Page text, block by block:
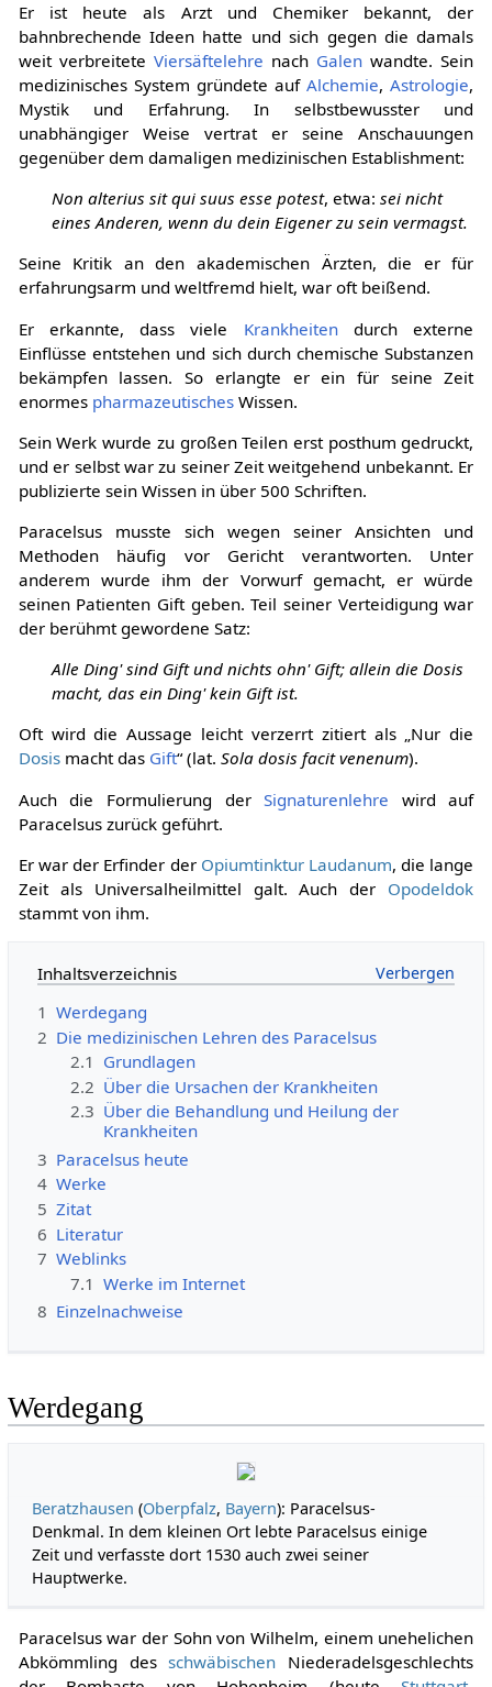
Er ist heute als Arzt und Chemiker bekannt, der
bahnbrechende Ideen hatte und sich gegen die damals
weit verbreitete Viersäftelehre nach Galen wandte. Sein
medizinisches System gründete aufAlchemie,Astrologie,
Mystik und Erfahrung. In selbstbewusster und
unabhängiger Weise vertrat er seine Anschauungen
gegenüber dem damaligen medizinischen Establishment:
Non alterius sit qui suus esse potest, etwa: sei nicht
eines Anderen, wenn du dein Eigener zu sein vermagst.
Seine Kritik an den akademischen Ärzten, die er für
erfahrungsarm und weltfremd hielt, war oft beißend.
Er erkannte, dass viele Krankheitendurch externe
Einflüsse entstehen und sich durch chemische Substanzen
bekämpfen lassen. So erlangte er ein für seine Zeit
enormes pharmazeutischesWissen.
Sein Werk wurde zu großen Teilen erst posthum gedruckt,
und er selbst war zu seiner Zeit weitgehend unbekannt. Er
publizierte sein Wissen in über 500 Schriften.
Paracelsus musste sich wegen seiner Ansichten und
Methoden häufig vor Gericht verantworten. Unter
anderem wurde ihm der Vorwurf gemacht, er würde
seinen Patienten Gift geben. Teil seiner Verteidigung war
der berühmt gewordene Satz:
Alle Ding' sind Gift und nichts ohn' Gift; allein die Dosis
macht, das ein Ding' kein Gift ist.
Oft wird die Aussage leicht verzerrt zitiert als „Nur die
Dosismacht das Gift“ (lat. Sola dosis facit venenum).
Auch die Formulierung derSignaturenlehre wird auf
Paracelsus zurück geführt.
Er war der Erfinder der Opiumtinktur Laudanum, die lange
Zeit als Universalheilmittel galt. Auch der Opodeldok
stammt von ihm.
Inhaltsverzeichnis
1 Werdegang
2 Die medizinischen Lehren des Paracelsus
2.1 Grundlagen
2.2 Über die Ursachen der Krankheiten
2.3 Über die Behandlung und Heilung der
Krankheiten
3 Paracelsus heute
4 Werke
5 Zitat
6 Literatur
7 Weblinks
7.1 Werke im Internet
8 Einzelnachweise
Werdegang
Beratzhausen (Oberpfalz, Bayern): Paracelsus-
Denkmal. In dem kleinen Ort lebte Paracelsus einige
Zeit und verfasste dort 1530 auch zwei seiner
Hauptwerke.
Paracelsus war der Sohn von Wilhelm, einem unehelichen
Abkömmling desschwäbischen Niederadelsgeschlechts